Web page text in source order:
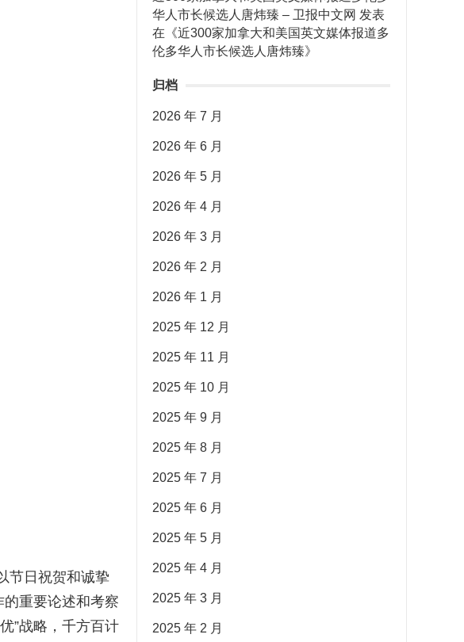
节日祝贺和诚挚
的重要论述和考察
”战略，千方百计
华人市长候选人唐炜臻 – 卫报中文网 发表
在《近300家加拿大和美国英文媒体报道多
伦多华人市长候选人唐炜臻》
归档
2026 年 7 月
2026 年 6 月
2026 年 5 月
2026 年 4 月
2026 年 3 月
2026 年 2 月
2026 年 1 月
2025 年 12 月
2025 年 11 月
2025 年 10 月
2025 年 9 月
2025 年 8 月
2025 年 7 月
2025 年 6 月
2025 年 5 月
2025 年 4 月
2025 年 3 月
2025 年 2 月